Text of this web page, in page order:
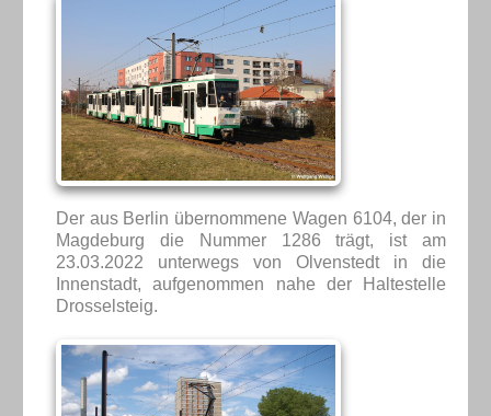
Der aus Berlin übernommene Wagen 6104, der in
Magdeburg die Nummer 1286 trägt, ist am
23.03.2022 unterwegs von Olvenstedt in die
Innenstadt, aufgenommen nahe der Haltestelle
Drosselsteig.